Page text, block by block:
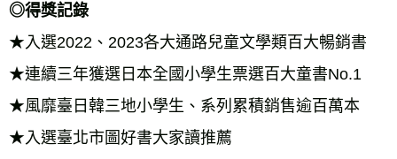
◎得獎記錄
★入選2022、2023各大通路兒童文學類百大暢銷書
★連續三年獲選日本全國小學生票選百大童書No.1
★風靡臺日韓三地小學生、系列累積銷售逾百萬本
★入選臺北市圖好書大家讀推薦